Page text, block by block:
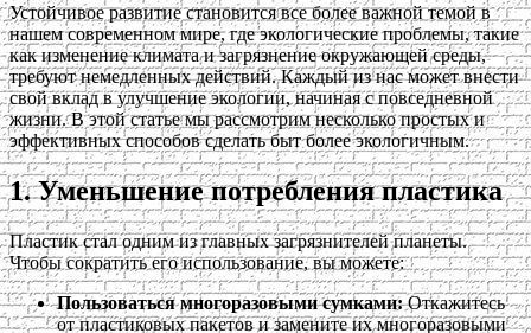
Устойчивое развитие становится все более важной темой в
нашем современном мире, где экологические проблемы, такие
как изменение климата и загрязнение окружающей среды,
требуют немедленных действий. Каждый из нас может внести
свой вклад в улучшение экологии, начиная с повседневной
жизни. В этой статье мы рассмотрим несколько простых и
эффективных способов сделать быт более экологичным.
1. Уменьшение потребления пластика
Пластик стал одним из главных загрязнителей планеты.
Чтобы сократить его использование, вы можете:
Пользоваться многоразовыми сумками:Откажитесь
от пластиковых пакетов и замените их многоразовыми